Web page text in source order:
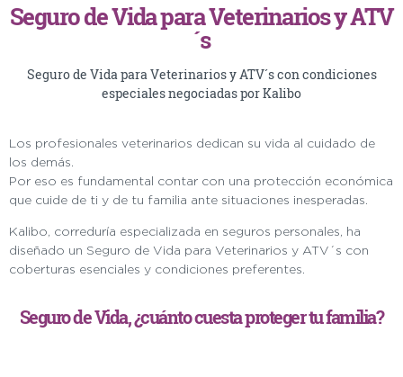
Seguro de Vida para Veterinarios y ATV
´s
Seguro de Vida para Veterinarios y ATV´s con condiciones
especiales negociadas por Kalibo
Los profesionales veterinarios dedican su vida al cuidado de
los demás.
Por eso es fundamental contar con una protección económica
que cuide de ti y de tu familia ante situaciones inesperadas.
Kalibo, correduría especializada en seguros personales, ha
diseñado un Seguro de Vida para Veterinarios y ATV´s con
coberturas esenciales y condiciones preferentes.
Seguro de Vida, ¿cuánto cuesta proteger tu familia?